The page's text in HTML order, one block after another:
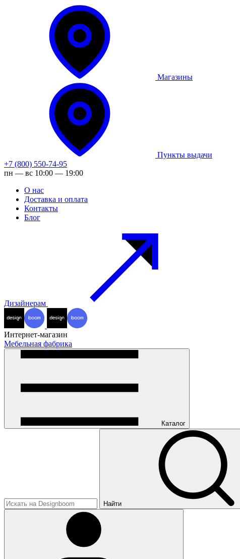
Магазины
Пункты выдачи
+7 (800) 550-74-95
пн — вс 10:00 — 19:00
О нас
Доставка и оплата
Контакты
Блог
Дизайнерам
Интернет-магазин
Мебельная фабрика
Каталог
Найти